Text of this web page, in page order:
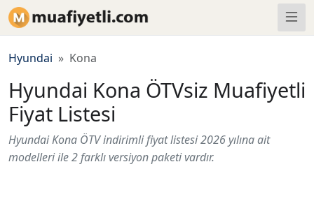
Hyundai Kona
Hyundai Kona ÖTVsiz Muafiyetli
Fiyat Listesi
Hyundai Kona ÖTV indirimli fiyat listesi 2026 yılına ait
modelleri ile 2 farklı versiyon paketi vardır.